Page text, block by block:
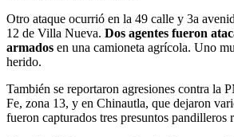
Otro ataque ocurrió en la 49 calle y 3a
12 de Villa Nueva. Dos agentes fueron
armados en una camioneta agrícola. Uno
herido.
También se reportaron agresiones contra la
Fe, zona 13, y en Chinautla, que dejaron
fueron capturados tres presuntos pandilleros